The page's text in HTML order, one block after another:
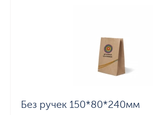
Без ручек 150*80*240мм